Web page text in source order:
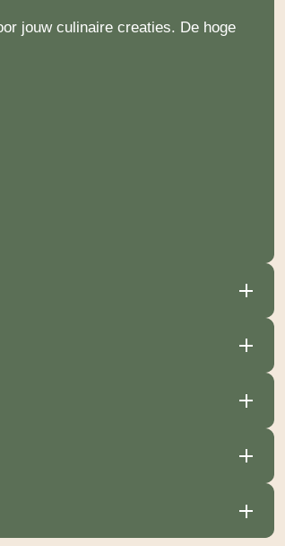
jouw culinaire creaties. De hoge